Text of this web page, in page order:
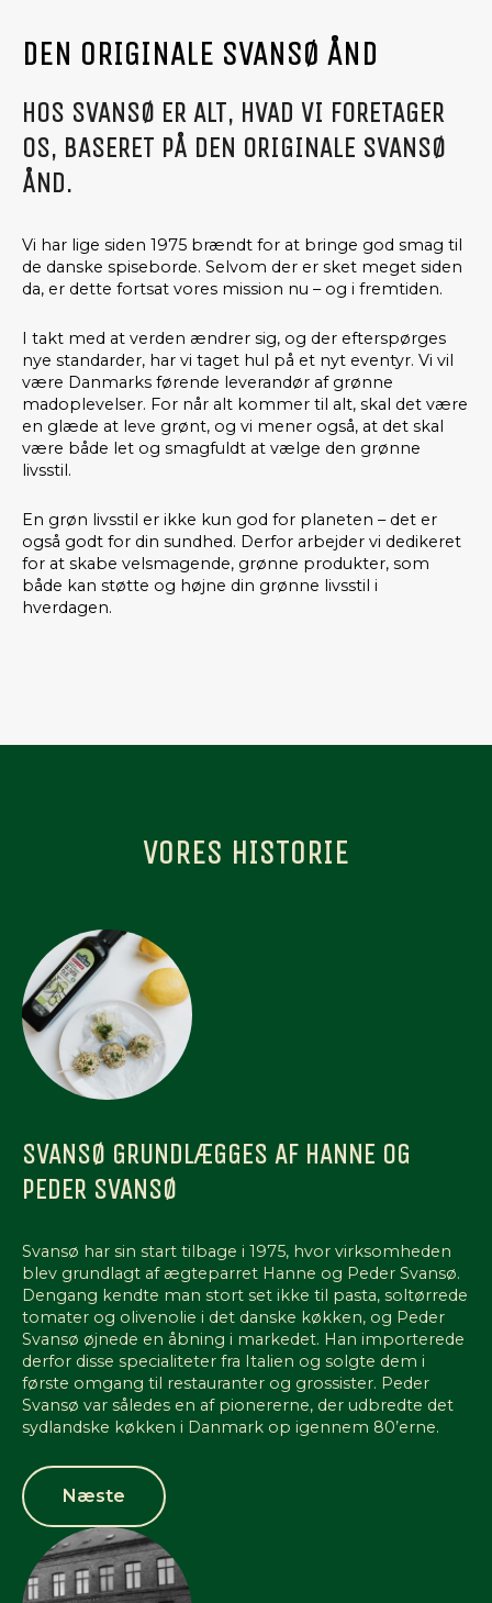
DEN ORIGINALE SVANSØ ÅND
HOS SVANSØ ER ALT, HVAD VI FORETAGER
OS, BASERET PÅ DEN ORIGINALE SVANSØ
ÅND.
Vi har lige siden 1975 brændt for at bringe god smag til
de danske spiseborde. Selvom der er sket meget siden
da, er dette fortsat vores mission nu – og i fremtiden.
I takt med at verden ændrer sig, og der efterspørges
nye standarder, har vi taget hul på et nyt eventyr. Vi vil
være Danmarks førende leverandør af grønne
madoplevelser. For når alt kommer til alt, skal det være
en glæde at leve grønt, og vi mener også, at det skal
være både let og smagfuldt at vælge den grønne
livsstil.
En grøn livsstil er ikke kun god for planeten – det er
også godt for din sundhed. Derfor arbejder vi dedikeret
for at skabe velsmagende, grønne produkter, som
både kan støtte og højne din grønne livsstil i
hverdagen.
VORES HISTORIE
SVANSØ GRUNDLÆGGES AF HANNE OG
PEDER SVANSØ
Svansø har sin start tilbage i 1975, hvor virksomheden
blev grundlagt af ægteparret Hanne og Peder Svansø.
Dengang kendte man stort set ikke til pasta, soltørrede
tomater og olivenolie i det danske køkken, og Peder
Svansø øjnede en åbning i markedet. Han importerede
derfor disse specialiteter fra Italien og solgte dem i
første omgang til restauranter og grossister. Peder
Svansø var således en af pionererne, der udbredte det
sydlandske køkken i Danmark op igennem 80’erne.
Næste